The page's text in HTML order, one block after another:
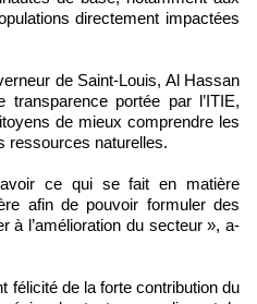
directement impactées
de Saint-Louis, Al Hassan
portée par l’ITIE,
de mieux comprendre les
ressources naturelles.
ce qui se fait en matière
afin de pouvoir formuler des
à l’amélioration du secteur », a-
félicité de la forte contribution du